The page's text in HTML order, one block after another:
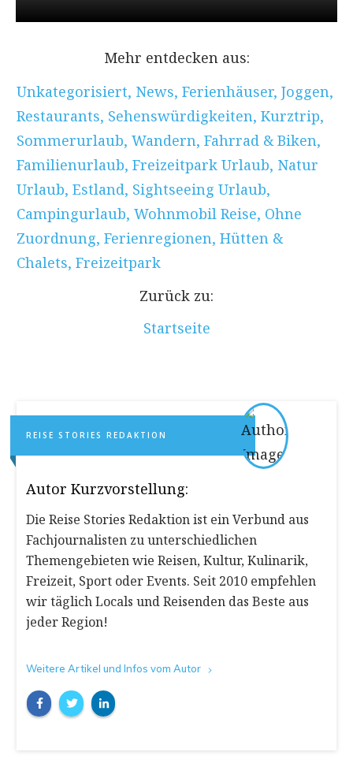
Mehr entdecken aus:
Unkategorisiert, News, Ferienhäuser, Joggen,
Restaurants, Sehenswürdigkeiten, Kurztrip,
Sommerurlaub, Wandern, Fahrrad & Biken,
Familienurlaub, Freizeitpark Urlaub, Natur
Urlaub, Estland, Sightseeing Urlaub,
Campingurlaub, Wohnmobil Reise, Ohne
Zuordnung, Ferienregionen, Hütten &
Chalets, Freizeitpark
Zurück zu:
Startseite
REISE STORIES REDAKTION
Autor Kurzvorstellung:
Die Reise Stories Redaktion ist ein Verbund aus
Fachjournalisten zu unterschiedlichen
Themengebieten wie Reisen, Kultur, Kulinarik,
Freizeit, Sport oder Events. Seit 2010 empfehlen
wir täglich Locals und Reisenden das Beste aus
jeder Region!
Weitere Artikel und Infos vom Autor